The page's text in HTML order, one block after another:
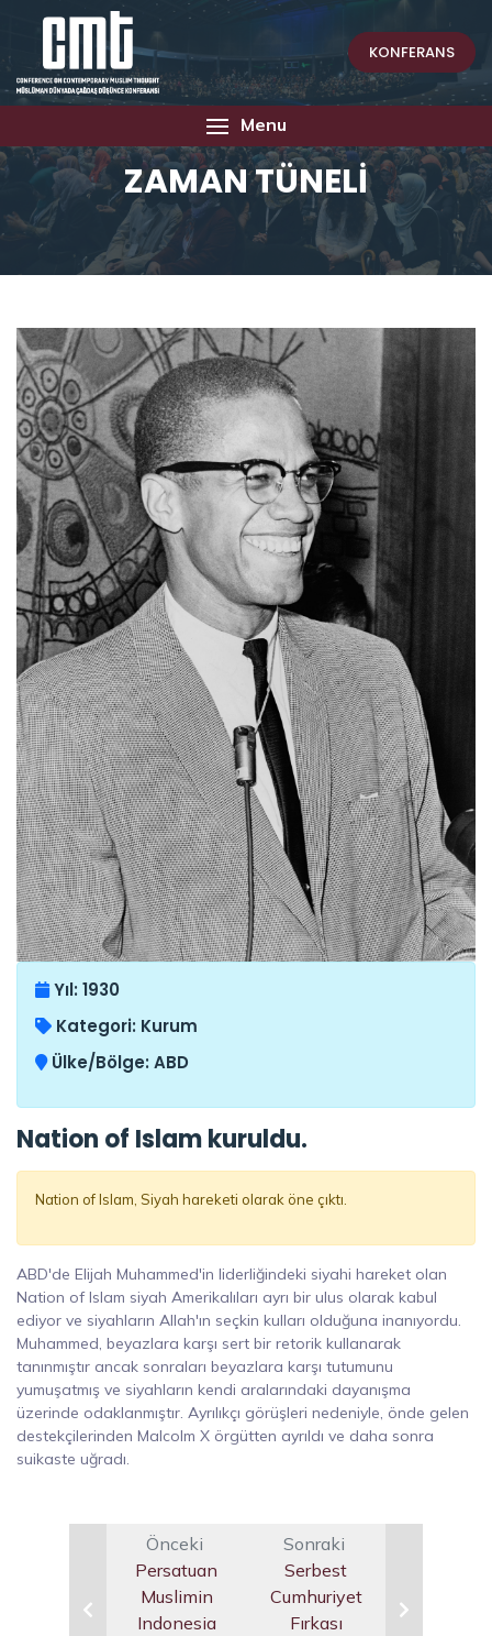
KONFERANS
Menu
ZAMAN TÜNELİ
Yıl: 1930
Kategori: Kurum
Ülke/Bölge: ABD
Nation of Islam kuruldu.
Nation of Islam, Siyah hareketi olarak öne çıktı.
ABD'de Elijah Muhammed'in liderliğindeki siyahi hareket olan
Nation of Islam siyah Amerikalıları ayrı bir ulus olarak kabul
ediyor ve siyahların Allah'ın seçkin kulları olduğuna inanıyordu.
Muhammed, beyazlara karşı sert bir retorik kullanarak
tanınmıştır ancak sonraları beyazlara karşı tutumunu
yumuşatmış ve siyahların kendi aralarındaki dayanışma
üzerinde odaklanmıştır. Ayrılıkçı görüşleri nedeniyle, önde gelen
destekçilerinden Malcolm X örgütten ayrıldı ve daha sonra
suikaste uğradı.
Önceki
Persatuan
Muslimin
Indonesia
Sonraki
Serbest
Cumhuriyet
Fırkası